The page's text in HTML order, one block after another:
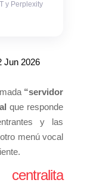
y Perplexity
Jun 2026
“servidor
que responde
y las
menú vocal